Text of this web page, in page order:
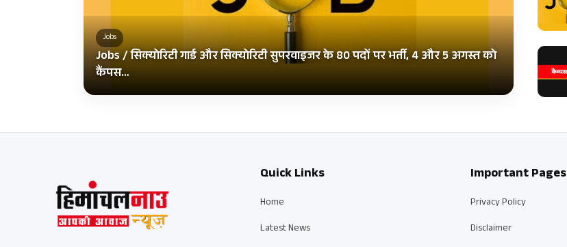
Jobs
Jobs / सिक्योरिटी गार्ड और सिक्योरिटी सुपरवाइजर के 80 पदों पर भर्ती, 4 और 5 अगस्त को
कैंपस…
Quick Links
Home
Latest News
Important Pages
Privacy Policy
Disclaimer